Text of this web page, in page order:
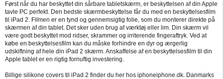
Først når du har beskyttet din sårbare tabletskærm, er beskyttelsen af din Apple
tavle PC perfekt. Den bedste skærmbeskyttelse får du med en beskyttelsesfilm
til iPad 2. Filmen er en tynd og gennemsigtig folie, som du monterer direkte på
skærmen af din tablet. Det sker uden brug af værktøj eller lim. Din skærm vil
være godt beskyttet mod ridser, skrammer og irriterende fingeraftryk. Ved at
købe en beskyttelsesfilm kan du måske forhindre en dyr og ærgerlig
udskiftning af hele din iPad 2 skærm. Anskaffelse af en beskyttelsesfilm til din
Apple tablet er en rigtig fornuftig investering.
Billige silikone covers til iPad 2 finder du her hos iphoneiphone.dk. Danmarks